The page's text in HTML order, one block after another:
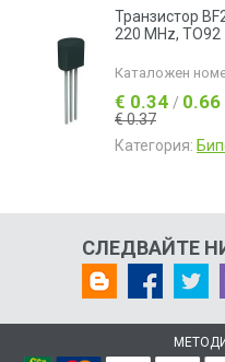
Транзистор
220 MHz, TO92
Каталожен
€ 0.34 / 0.66
€ 0.37
Категория:
СЛЕДВАЙТЕ